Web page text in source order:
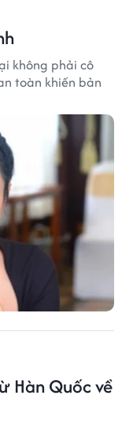
không phải cô
toàn khiến bản
Hàn Quốc về